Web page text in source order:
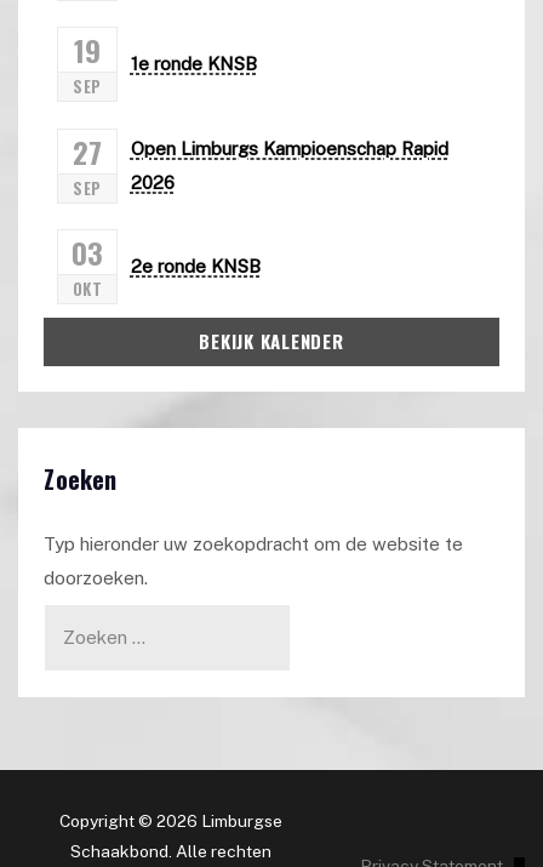
19
SEP
1e ronde KNSB
27
SEP
Open Limburgs Kampioenschap Rapid
2026
03
OKT
2e ronde KNSB
BEKIJK KALENDER
Zoeken
Typ hieronder uw zoekopdracht om de website te
doorzoeken.
Copyright © 2026 Limburgse
Schaakbond. Alle rechten